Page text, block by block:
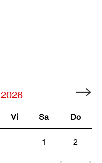
2026
Vi Sa Do
1 2